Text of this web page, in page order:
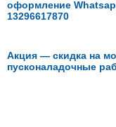
оформление
13296617870
Акция — скидка на
пусконаладочные